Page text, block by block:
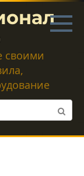
своими